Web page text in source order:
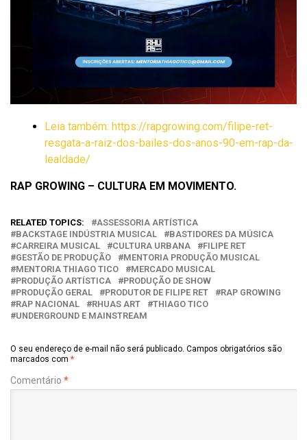
Leia também: https://rapgrowing.com/filipe-ret-
resgata-a-raiz-dos-bailes-dos-anos-90-em-rap-da-
lealdade/
RAP GROWING – CULTURA EM MOVIMENTO.
RELATED TOPICS:
ASSESSORIA ARTÍSTICA
BACKSTAGE INDÚSTRIA MUSICAL
BASTIDORES DA MÚSICA
CARREIRA MUSICAL
CULTURA URBANA
FILIPE RET
GESTÃO DE PRODUÇÃO
MENTORIA PRODUÇÃO MUSICAL
MENTORIA THIAGO TICO
MERCADO MUSICAL
PRODUÇÃO ARTÍSTICA
PRODUÇÃO DE SHOW
PRODUÇÃO GERAL
PRODUTOR DE FILIPE RET
RAP GROWING
RAP NACIONAL
RHUAS ART
THIAGO TICO
UNDERGROUND E MAINSTREAM
O seu endereço de e-mail não será publicado. Campos obrigatórios são
marcados com *
Comentário *